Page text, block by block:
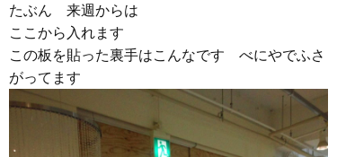
たぶん 来週からは
ここから入れます
この板を貼った裏手はこんなです べにやでふさ
がってます